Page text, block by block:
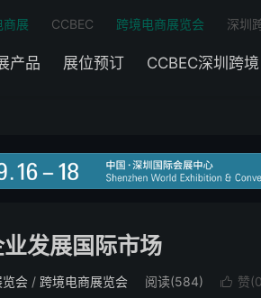
产品 展位预订 CCBEC深圳跨
展 CCBEC 跨境电商展览会 深圳
发展国际市场
览会 / 跨境电商展览会 阅读(584)  赞(0